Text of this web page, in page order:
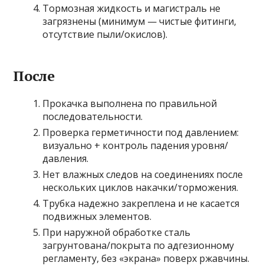
Тормозная жидкость и магистраль не
загрязнены (минимум — чистые фитинги,
отсутствие пыли/окислов).
После
Прокачка выполнена по правильной
последовательности.
Проверка герметичности под давлением:
визуально + контроль падения уровня/
давления.
Нет влажных следов на соединениях после
нескольких циклов накачки/торможения.
Трубка надежно закреплена и не касается
подвижных элементов.
При наружной обработке сталь
загрунтована/покрыта по адгезионному
регламенту, без «экрана» поверх ржавчины.